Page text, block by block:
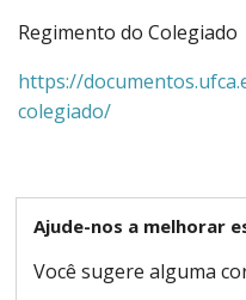
Regimento do Colegiado
https://
colegiado/
Ajude-nos a melhorar
Você sugere alguma